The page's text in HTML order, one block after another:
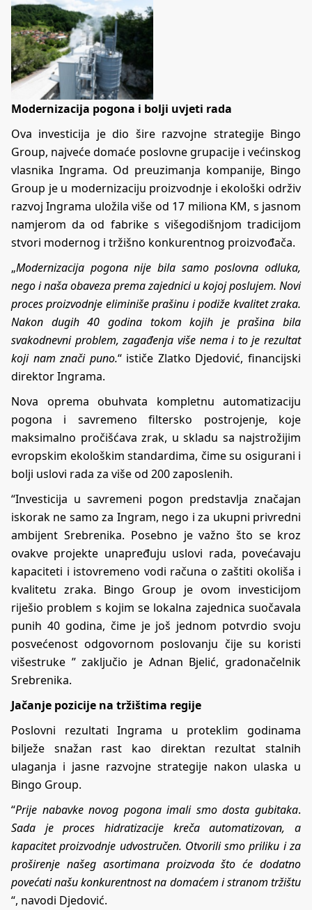
Modernizacija pogona i bolji uvjeti rada
Ova investicija je dio šire razvojne strategije Bingo
Group, najveće domaće poslovne grupacije i većinskog
vlasnika Ingrama. Od preuzimanja kompanije, Bingo
Group je u modernizaciju proizvodnje i ekološki održiv
razvoj Ingrama uložila više od 17 miliona KM, s jasnom
namjerom da od fabrike s višegodišnjom tradicijom
stvori modernog i tržišno konkurentnog proizvođača.
„Modernizacija pogona nije bila samo poslovna odluka,
nego i naša obaveza prema zajednici u kojoj poslujem. Novi
proces proizvodnje eliminiše prašinu i podiže kvalitet zraka.
Nakon dugih 40 godina tokom kojih je prašina bila
svakodnevni problem, zagađenja više nema i to je rezultat
koji nam znači puno.“ ističe Zlatko Djedović, financijski
direktor Ingrama.
Nova oprema obuhvata kompletnu automatizaciju
pogona i savremeno filtersko postrojenje, koje
maksimalno pročišćava zrak, u skladu sa najstrožijim
evropskim ekološkim standardima, čime su osigurani i
bolji uslovi rada za više od 200 zaposlenih.
“Investicija u savremeni pogon predstavlja značajan
iskorak ne samo za Ingram, nego i za ukupni privredni
ambijent Srebrenika. Posebno je važno što se kroz
ovakve projekte unapređuju uslovi rada, povećavaju
kapaciteti i istovremeno vodi računa o zaštiti okoliša i
kvalitetu zraka. Bingo Group je ovom investicijom
riješio problem s kojim se lokalna zajednica suočavala
punih 40 godina, čime je još jednom potvrdio svoju
posvećenost odgovornom poslovanju čije su koristi
višestruke ” zaključio je Adnan Bjelić, gradonačelnik
Srebrenika.
Jačanje pozicije na tržištima regije
Poslovni rezultati Ingrama u proteklim godinama
bilježe snažan rast kao direktan rezultat stalnih
ulaganja i jasne razvojne strategije nakon ulaska u
Bingo Group.
“Prije nabavke novog pogona imali smo dosta gubitaka.
Sada je proces hidratizacije kreča automatizovan, a
kapacitet proizvodnje udvostručen. Otvorili smo priliku i za
proširenje našeg asortimana proizvoda što će dodatno
povećati našu konkurentnost na domaćem i stranom tržištu
“, navodi Djedović.